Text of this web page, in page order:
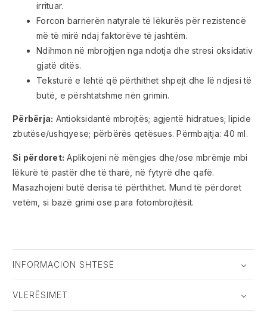
irrituar.
Forcon barrierën natyrale të lëkurës për rezistencë
më të mirë ndaj faktorëve të jashtëm.
Ndihmon në mbrojtjen nga ndotja dhe stresi oksidativ
gjatë ditës.
Teksturë e lehtë që përthithet shpejt dhe lë ndjesi të
butë, e përshtatshme nën grimin.
Përbërja: Antioksidantë mbrojtës; agjentë hidratues; lipide
zbutëse/ushqyese; përbërës qetësues. Përmbajtja: 40 ml.
Si përdoret: Aplikojeni në mëngjes dhe/ose mbrëmje mbi
lëkurë të pastër dhe të tharë, në fytyrë dhe qafë.
Masazhojeni butë derisa të përthithet. Mund të përdoret
vetëm, si bazë grimi ose para fotombrojtësit.
INFORMACION SHTESË
VLERËSIMET